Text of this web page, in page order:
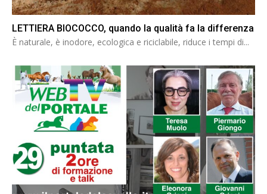
LETTIERA BIOCOCCO, quando la qualità fa la differenza
È naturale, è inodore, ecologica e riciclabile, riduce i tempi di...